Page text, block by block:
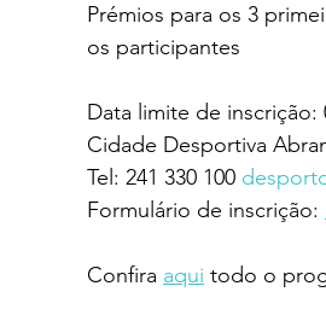
Prémios para os 3
os participantes
Data limite de inscrição:
Cidade Desportiva
Tel: 241 330 100
Formulário de inscrição:
Confira aqui todo o